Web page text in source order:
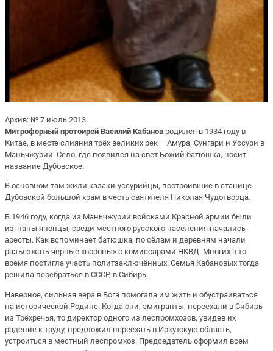
Архив: № 7 июль 2013
Митрофорный протоирей Василий Кабанов родился в 1934 году в
Китае, в месте слияния трёх великих рек – Амура, Сунгари и Уссури в
Маньчжурии. Село, где появился на свет Божий батюшка, носит
название Дубовское.
В основном там жили казаки-уссурийцы, построившие в станице
Дубовской большой храм в честь святителя Николая Чудотворца.
В 1946 году, когда из Маньчжурии войсками Красной армии были
изгнаны японцы, среди местного русского населения начались
аресты. Как вспоминает батюшка, по сёлам и деревням начали
разъезжать чёрные «вороны» с комиссарами НКВД. Многих в то
время постигла участь политзаключённых. Семья Кабановых тогда
решила перебраться в СССР, в Сибирь.
Наверное, сильная вера в Бога помогала им жить и обустраиваться
на исторической Родине. Когда они, эмигранты, переехали в Сибирь
из Трёхречья, то директор одного из леспромхозов, увидев их
радение к труду, предложил переехать в Иркутскую область,
устроиться в местный леспромхоз. Председатель оформил всем